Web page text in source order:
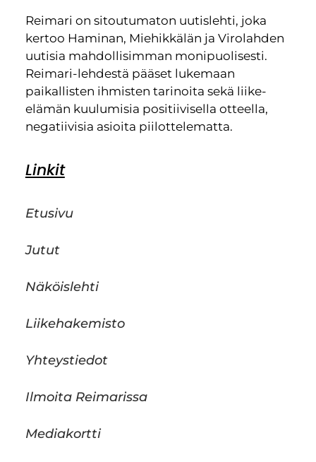
Reimari on sitoutumaton uutislehti, joka
kertoo Haminan, Miehikkälän ja Virolahden
uutisia mahdollisimman monipuolisesti.
Reimari-lehdestä pääset lukemaan
paikallisten ihmisten tarinoita sekä liike-
elämän kuulumisia positiivisella otteella,
negatiivisia asioita piilottelematta.
Linkit
Etusivu
Jutut
Näköislehti
Liikehakemisto
Yhteystiedot
Ilmoita Reimarissa
Mediakortti